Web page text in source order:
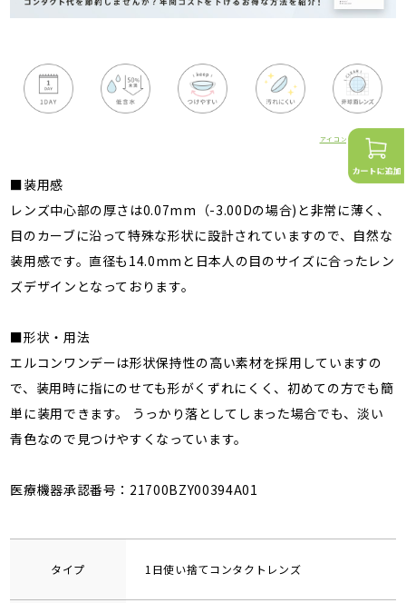
アイコンの詳細はこちら
■装用感
レンズ中心部の厚さは0.07mm（-3.00Dの場合)と非常に薄く、
目のカーブに沿って特殊な形状に設計されていますので、自然な
装用感です。直径も14.0mmと日本人の目のサイズに合ったレン
ズデザインとなっております。
■形状・用法
エルコンワンデーは形状保持性の高い素材を採用していますの
で、装用時に指にのせても形がくずれにくく、初めての方でも簡
単に装用できます。 うっかり落としてしまった場合でも、淡い
青色なので見つけやすくなっています。
医療機器承認番号：21700BZY00394A01
タイプ 1日使い捨てコンタクトレンズ